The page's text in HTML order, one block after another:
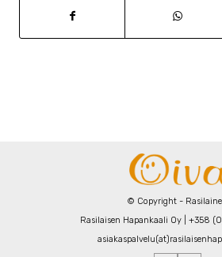
© Copyright -
Rasilaisen Hapankaali Oy | +358